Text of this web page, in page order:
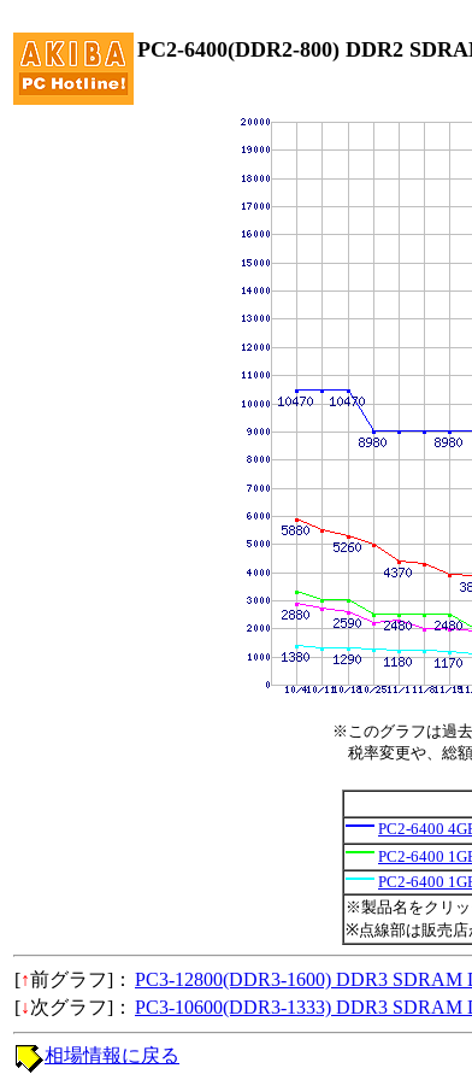
PC2-6400(DDR2-800) DDR2
※このグラフは過
税率変更や、総額
PC2-6400
PC2-6400
PC2-6400
※製品名をクリ
※点線部は販売店
[↑前グラフ]： PC3-12800(DDR3-1600) DDR3
[↓次グラフ]： PC3-10600(DDR3-1333) DDR3
相場情報に戻る